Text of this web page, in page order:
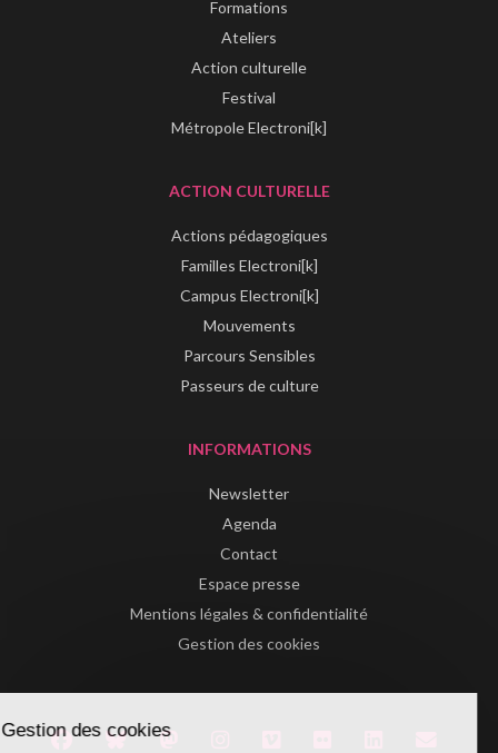
Formations
Ateliers
Action culturelle
Festival
Métropole Electroni[k]
ACTION CULTURELLE
Actions pédagogiques
Familles Electroni[k]
Campus Electroni[k]
Mouvements
Parcours Sensibles
Passeurs de culture
INFORMATIONS
Newsletter
Agenda
Contact
Espace presse
Mentions légales & confidentialité
Gestion des cookies
Gestion des cookies